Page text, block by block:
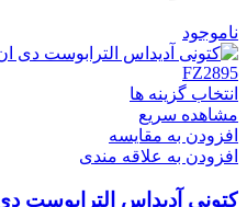
ناموجود
انتخاب گزینه ها
مشاهده سریع
افزودن به مقایسه
افزودن به علاقه مندی